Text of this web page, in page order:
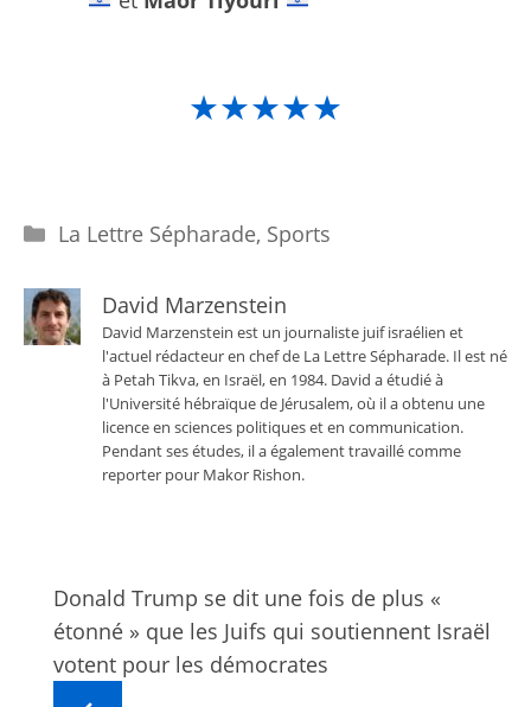
★★★★★
Catégories
La Lettre Sépharade, Sports
David Marzenstein
David Marzenstein est un journaliste juif israélien et
l'actuel rédacteur en chef de La Lettre Sépharade. Il est né
à Petah Tikva, en Israël, en 1984. David a étudié à
l'Université hébraïque de Jérusalem, où il a obtenu une
licence en sciences politiques et en communication.
Pendant ses études, il a également travaillé comme
reporter pour Makor Rishon.
Donald Trump se dit une fois de plus «
étonné » que les Juifs qui soutiennent Israël
votent pour les démocrates